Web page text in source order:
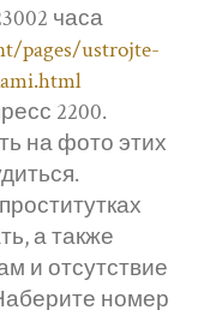
часа
pages/ustrojte-
2200.
на фото этих
а также
и отсутствие
номер